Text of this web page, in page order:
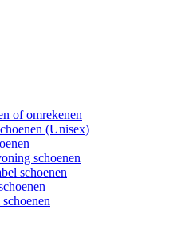
of omrekenen
(Unisex)
schoenen
schoenen